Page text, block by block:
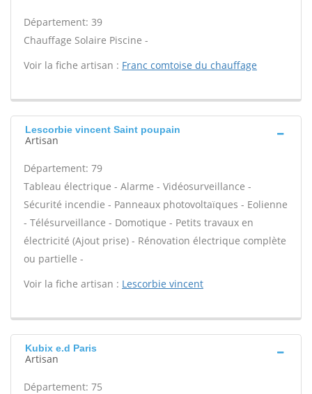
Département: 39
Chauffage Solaire Piscine -
Voir la fiche artisan : Franc comtoise du chauffage
Lescorbie vincent Saint poupain
Artisan
Département: 79
Tableau électrique - Alarme - Vidéosurveillance -
Sécurité incendie - Panneaux photovoltaïques - Eolienne
- Télésurveillance - Domotique - Petits travaux en
électricité (Ajout prise) - Rénovation électrique complète
ou partielle -
Voir la fiche artisan : Lescorbie vincent
Kubix e.d Paris
Artisan
Département: 75